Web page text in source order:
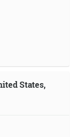
States,